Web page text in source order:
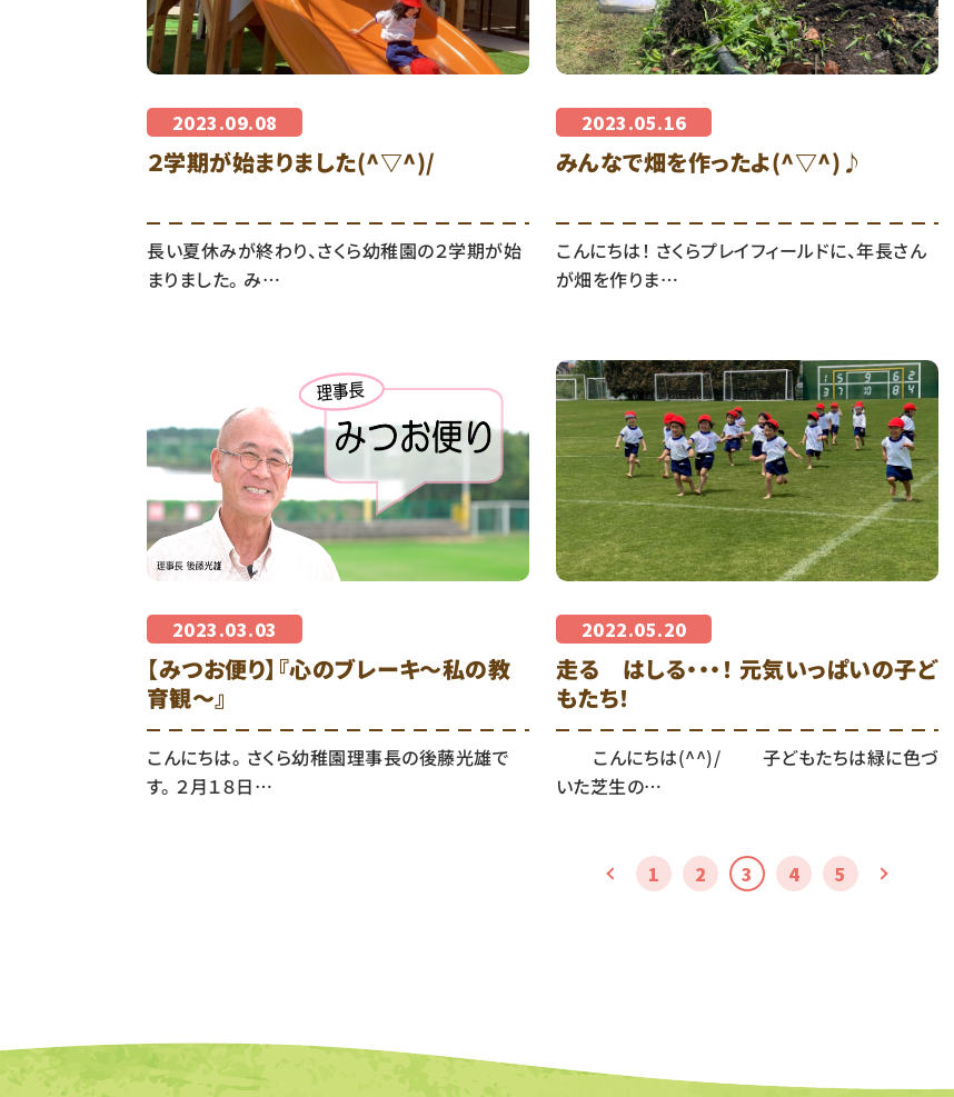
2023.09.08
２学期が始まりました(^▽^)/
長い夏休みが終わり、さくら幼稚園の２学期が始
まりました。 み…
2023.05.16
みんなで畑を作ったよ(^▽^)♪
こんにちは！ さくらプレイフィールドに、年長さん
が畑を作りま…
2023.03.03
【みつお便り】『心のブレーキ～私の教
育観～』
こんにちは。 さくら幼稚園理事長の後藤光雄で
す。 ２月１８日…
2022.05.20
走る はしる・・・！ 元気いっぱいの子ど
もたち！
こんにちは(^^)/ 子どもたちは緑に色づ
いた芝生の…
1 2 3 4 5